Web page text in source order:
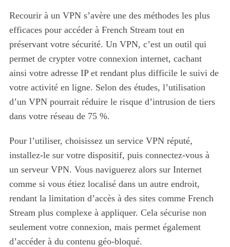
Recourir à un VPN s’avère une des méthodes les plus
efficaces pour accéder à French Stream tout en
préservant votre sécurité. Un VPN, c’est un outil qui
permet de crypter votre connexion internet, cachant
ainsi votre adresse IP et rendant plus difficile le suivi de
votre activité en ligne. Selon des études, l’utilisation
d’un VPN pourrait réduire le risque d’intrusion de tiers
dans votre réseau de 75 %.
Pour l’utiliser, choisissez un service VPN réputé,
installez-le sur votre dispositif, puis connectez-vous à
un serveur VPN. Vous naviguerez alors sur Internet
comme si vous étiez localisé dans un autre endroit,
rendant la limitation d’accès à des sites comme French
Stream plus complexe à appliquer. Cela sécurise non
seulement votre connexion, mais permet également
d’accéder à du contenu géo-bloqué.